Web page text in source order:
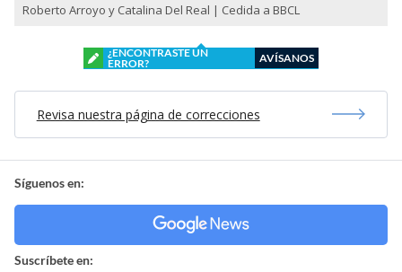
Roberto Arroyo y Catalina Del Real | Cedida a BBCL
¿ENCONTRASTE UN
ERROR?
AVÍSANOS
Revisa nuestra página de correcciones
Síguenos en:
Suscríbete en: